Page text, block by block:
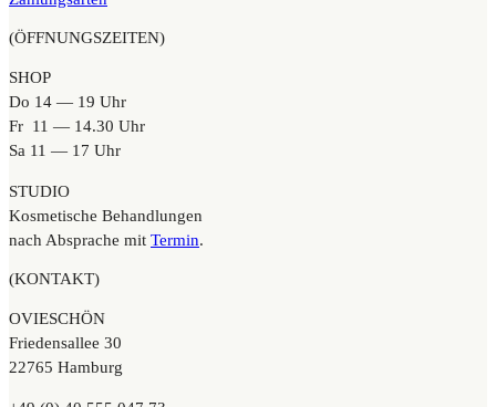
(ÖFFNUNGSZEITEN)
SHOP
Do 14 — 19 Uhr
Fr 11 — 14.30 Uhr
Sa 11 — 17 Uhr
STUDIO
Kosmetische Behandlungen
nach Absprache mit Termin.
(KONTAKT)
OVIESCHÖN
Friedensallee 30
22765 Hamburg